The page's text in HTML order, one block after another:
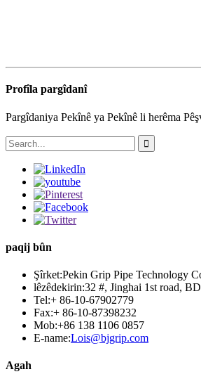
Profîla pargîdanî
Pargîdaniya Pekînê ya Pekînê li herêma
paqij bûn
Şîrket:Pekin Grip Pipe Technology
lêzêdekirin:32 #, Jinghai 1st road,
Tel:+ 86-10-67902779
Fax:+ 86-10-87398232
Mob:+86 138 1106 0857
E-name:Lois@bjgrip.com
Agah